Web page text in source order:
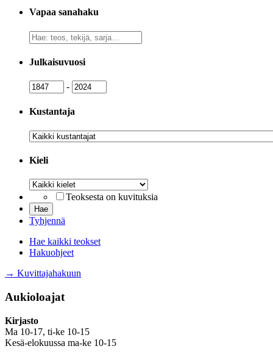
Vapaa sanahaku
Vapaa
sanahaku
Julkaisuvuosi
Julkaisuvuosi
- Julkaisuvuosi
Kustantaja
Kustantaja
Kieli
Kieli
Teoksesta on kuvituksia
Tyhjennä
Hae kaikki teokset
Hakuohjeet
→ Kuvittajahakuun
Aukioloajat
Kirjasto
Ma 10-17, ti-ke 10-15
Kesä-elokuussa ma-ke 10-15